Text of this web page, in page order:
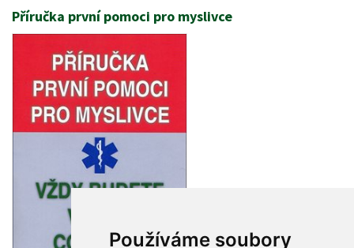
Používáme soubory
Příručka první pomoci pro myslivce